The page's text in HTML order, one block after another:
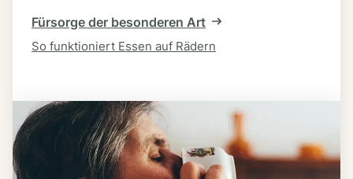
Fürsorge der besonderen Art
So funktioniert Essen auf Rädern